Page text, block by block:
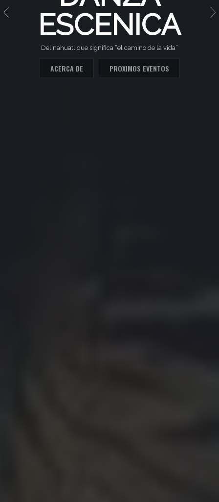
ESCENICA
Del nahuatl que significa “el camino de la vida”
ACERCA DE PROXIMOS EVENTOS